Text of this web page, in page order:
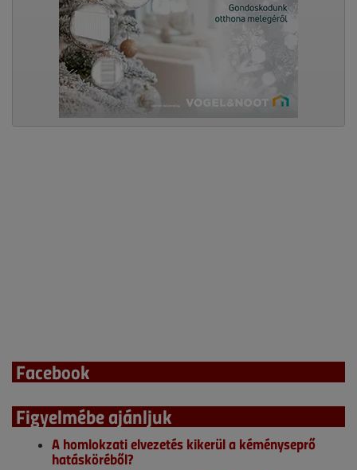
Facebook
Figyelmébe ajánljuk
A homlokzati elvezetés kikerül a kéményseprő
hatásköréből?